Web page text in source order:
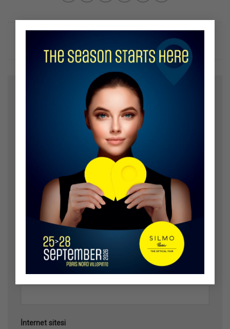
×
E-posta adresiniz yayınlanmayacak.
ile işaretlenmişlerdir
E-posta*
İnternet sitesi